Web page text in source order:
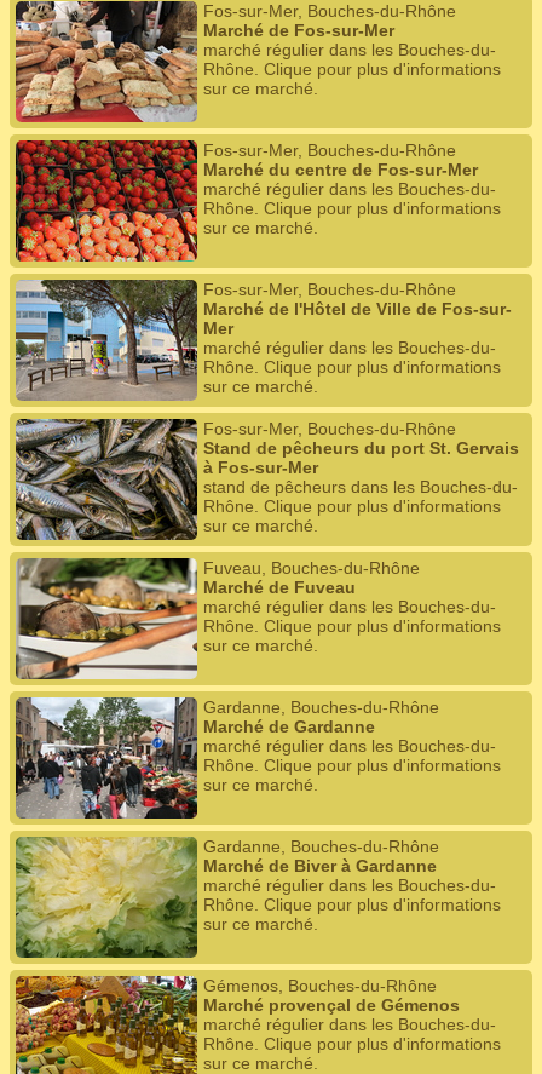
Fos-sur-Mer, Bouches-du-Rhône
Marché de Fos-sur-Mer
marché régulier dans les Bouches-du-
Rhône. Clique pour plus d'informations
sur ce marché.
Fos-sur-Mer, Bouches-du-Rhône
Marché du centre de Fos-sur-Mer
marché régulier dans les Bouches-du-
Rhône. Clique pour plus d'informations
sur ce marché.
Fos-sur-Mer, Bouches-du-Rhône
Marché de l'Hôtel de Ville de Fos-sur-
Mer
marché régulier dans les Bouches-du-
Rhône. Clique pour plus d'informations
sur ce marché.
Fos-sur-Mer, Bouches-du-Rhône
Stand de pêcheurs du port St. Gervais
à Fos-sur-Mer
stand de pêcheurs dans les Bouches-du-
Rhône. Clique pour plus d'informations
sur ce marché.
Fuveau, Bouches-du-Rhône
Marché de Fuveau
marché régulier dans les Bouches-du-
Rhône. Clique pour plus d'informations
sur ce marché.
Gardanne, Bouches-du-Rhône
Marché de Gardanne
marché régulier dans les Bouches-du-
Rhône. Clique pour plus d'informations
sur ce marché.
Gardanne, Bouches-du-Rhône
Marché de Biver à Gardanne
marché régulier dans les Bouches-du-
Rhône. Clique pour plus d'informations
sur ce marché.
Gémenos, Bouches-du-Rhône
Marché provençal de Gémenos
marché régulier dans les Bouches-du-
Rhône. Clique pour plus d'informations
sur ce marché.